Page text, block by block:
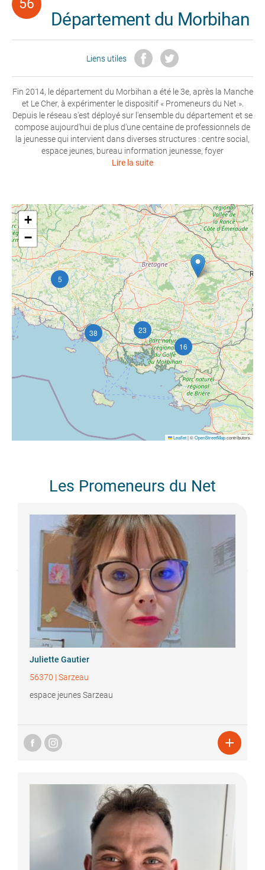
Département du Morbihan
Liens utiles
Fin 2014, le département du Morbihan a été le 3e, après la Manche
et Le Cher, à expérimenter le dispositif « Promeneurs du Net ».
Depuis le réseau s'est déployé sur l'ensemble du département et se
compose aujourd'hui de plus d'une centaine de professionnels de
la jeunesse qui intervient dans diverses structures : centre social,
espace jeunes, bureau information jeunesse, foyer
Lire la suite
5
23
38
16
+
−
Leaflet|©OpenStreetMapcontributors
Les Promeneurs du Net
Juliette Gautier
56370 | Sarzeau
espace jeunes Sarzeau
